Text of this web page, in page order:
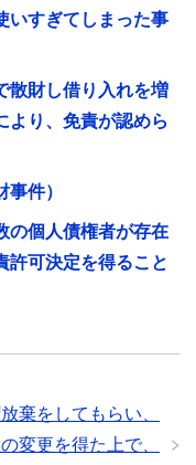
いすぎてしまった事
散財し借り入れを増
より、免責が認めら
件）
の個人債権者が存在
許可決定を得ること
棄をしてもらい、
変更を得た上で、